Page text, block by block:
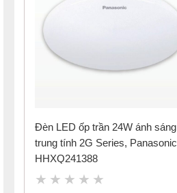
Đèn LED ốp trần 24W ánh sáng
trung tính 2G Series, Panasonic
HHXQ241388